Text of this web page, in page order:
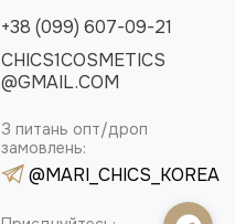
+38 (099) 607-09-21
CHICS1COSMETICS
@GMAIL.COM
З питань опт/дроп
замовлень:
@MARI_CHICS_KOREA